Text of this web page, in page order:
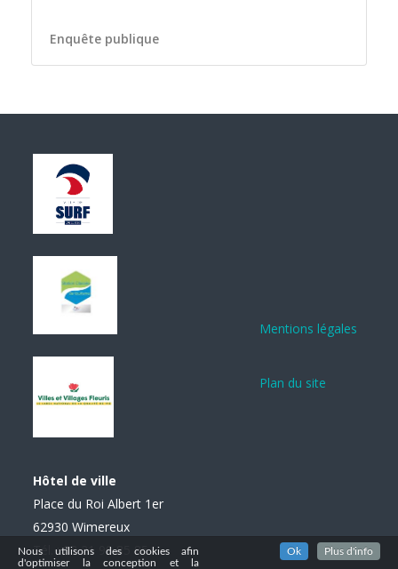
Enquête publique
Hôtel de ville
Place du Roi Albert 1er
62930 Wimereux
Tél. : 03 21 99 85 85
Mentions légales
Plan du site
Nous utilisons des cookies afin
d'optimiser la conception et la
Ok Plus d'info